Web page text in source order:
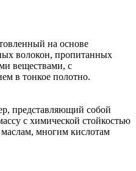
на основе
волокон, пропитанных
веществами, с
в тонкое полотно.
представляющий собой
с химической стойкостью
многим кислотам